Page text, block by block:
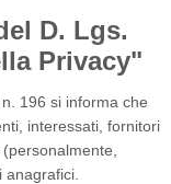
D. Lgs.
Privacy"
196 si informa che
interessati, fornitori